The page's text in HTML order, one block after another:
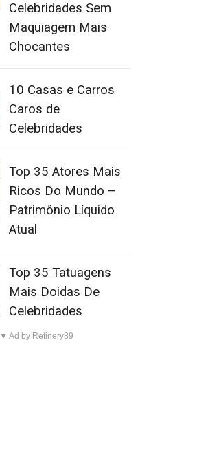
Celebridades Sem
Maquiagem Mais
Chocantes
10 Casas e Carros
Caros de
Celebridades
Top 35 Atores Mais
Ricos Do Mundo –
Patrimônio Líquido
Atual
Top 35 Tatuagens
Mais Doidas De
Celebridades
▼ Ad by Refinery89